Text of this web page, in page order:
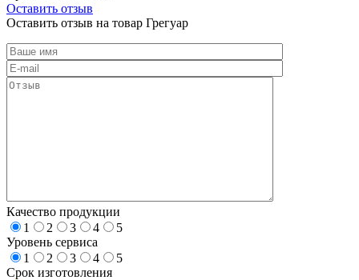
Оставить отзыв
Оставить отзыв на товар Грегуар
Качество продукции
1
2 3 4
5
Уровень сервиса
1
2 3 4
5
Срок изготовления